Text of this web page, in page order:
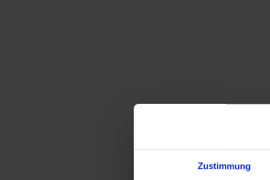
Zustimmung